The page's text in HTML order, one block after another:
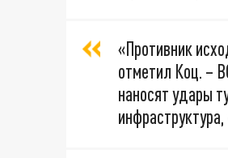
«Противник
отметил Коц. –
наносят удары